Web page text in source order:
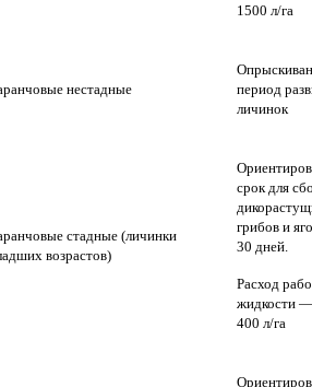
1500 л/га
нестадные
период
личинок
стадные (личинки
возрастов)
срок для
грибов и
30 дней.
Расход
жидкости
400 л/га